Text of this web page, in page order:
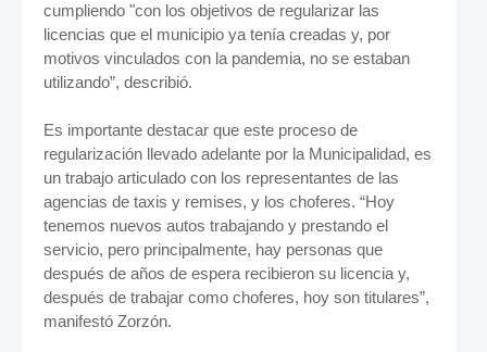
cumpliendo "con los objetivos de regularizar las
licencias que el municipio ya tenía creadas y, por
motivos vinculados con la pandemia, no se estaban
utilizando”, describió.
Es importante destacar que este proceso de
regularización llevado adelante por la Municipalidad, es
un trabajo articulado con los representantes de las
agencias de taxis y remises, y los choferes. “Hoy
tenemos nuevos autos trabajando y prestando el
servicio, pero principalmente, hay personas que
después de años de espera recibieron su licencia y,
después de trabajar como choferes, hoy son titulares”,
manifestó Zorzón.